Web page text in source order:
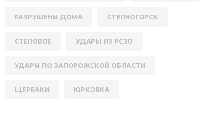
РАЗРУШЕНЫ ДОМА СТЕПНОГОРСК
СТЕПОВОЕ УДАРЫ ИЗ РСЗО
УДАРЫ ПО ЗАПОРОЖСКОЙ ОБЛАСТИ
ЩЕРБАКИ ЮРКОВКА